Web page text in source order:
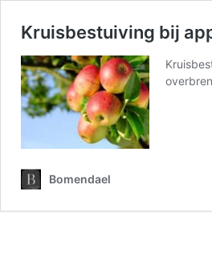
Kruisbestuiving bij
Bomendael